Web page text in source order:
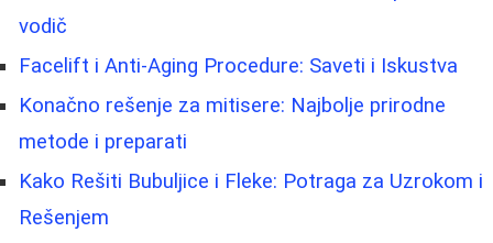
vodič
Facelift i Anti-Aging Procedure: Saveti i Iskustva
Konačno rešenje za mitisere: Najbolje prirodne
metode i preparati
Kako Rešiti Bubuljice i Fleke: Potraga za Uzrokom i
Rešenjem